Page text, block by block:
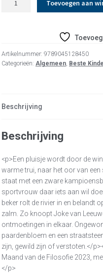
zalm
aantal
Toevoegen aan
Artikelnummer: 9789045128450
Categorieën: Algemeen, Beste
Beschrijving
Beschrijving
<p>Een pluisje wordt door de
warme trui, naar het oor van
staat met een zware
sportvrouw daar iets aan wil
beker rolt de rivier in en belandt
zalm. Zo knoopt Joke van
ontmoetingen in elkaar.
paardenbloem en een
zijn, gewild zijn of verstoten.</
Maand van de Filosofie 2023,
</p>